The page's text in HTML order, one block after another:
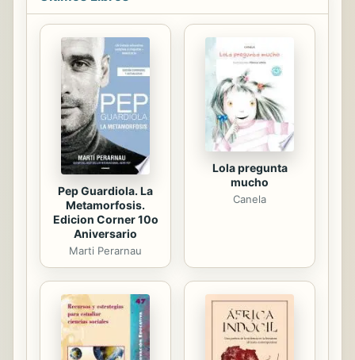
Asociación Americana de Psiquiatría
eliminó la homosexualidad de su
catálogo de patologías, se hizo
atendiendo a las experiencias
frustrantes de muchos
homosexuales en su tratamiento.
Ahora, treinta y cinco años después,
ofrecemos exactamente los...
Pep Guardiola. La
Metamorfosis.
Edicion Corner 10o
Aniversario
Marti Perarnau
Lola pregunta
mucho
Canela